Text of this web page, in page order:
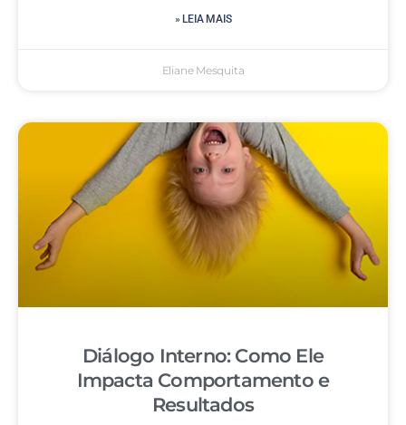
» LEIA MAIS
Eliane Mesquita
Diálogo Interno: Como Ele
Impacta Comportamento e
Resultados